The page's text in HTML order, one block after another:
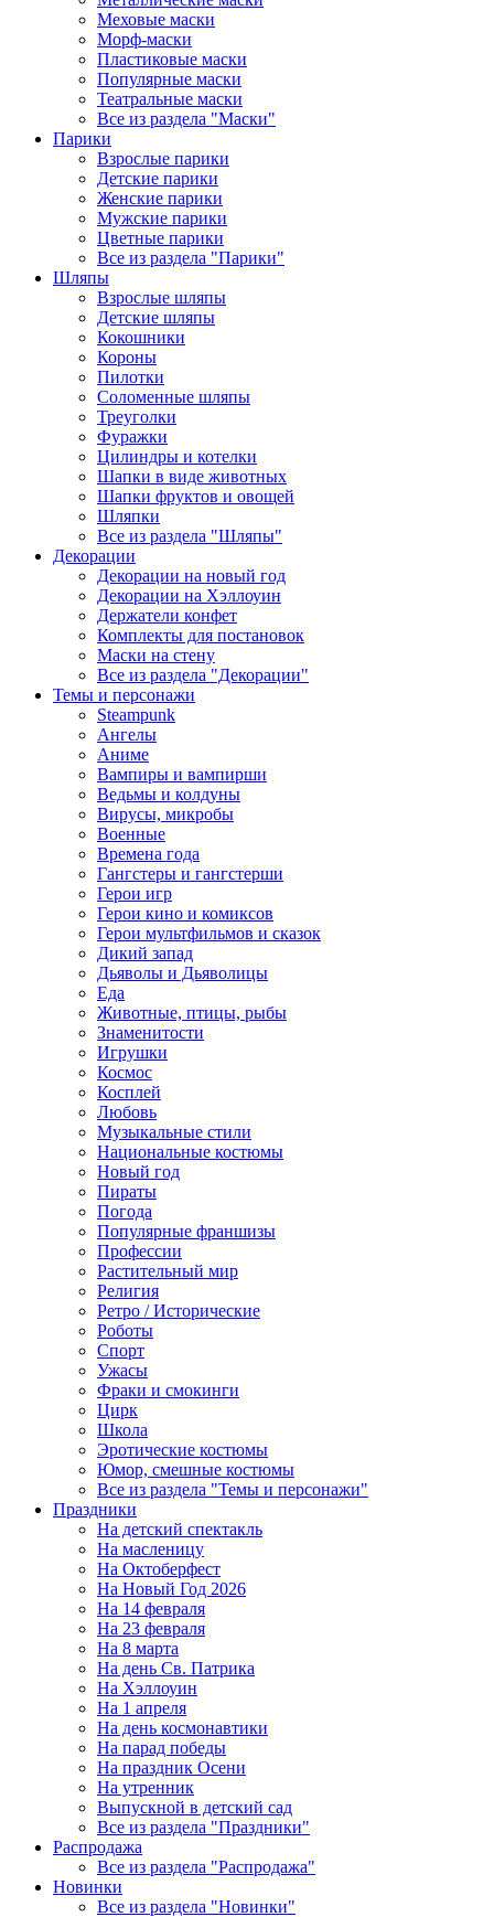
Меховые маски
Морф-маски
Пластиковые маски
Популярные маски
Театральные маски
Все из раздела "Маски"
Парики
Взрослые парики
Детские парики
Женские парики
Мужские парики
Цветные парики
Все из раздела "Парики"
Шляпы
Взрослые шляпы
Детские шляпы
Кокошники
Короны
Пилотки
Соломенные шляпы
Треуголки
Фуражки
Цилиндры и котелки
Шапки в виде животных
Шапки фруктов и овощей
Шляпки
Все из раздела "Шляпы"
Декорации
Декорации на новый год
Декорации на Хэллоуин
Держатели конфет
Комплекты для постановок
Маски на стену
Все из раздела "Декорации"
Темы и персонажи
Steampunk
Ангелы
Аниме
Вампиры и вампирши
Ведьмы и колдуны
Вирусы, микробы
Военные
Времена года
Гангстеры и гангстерши
Герои игр
Герои кино и комиксов
Герои мультфильмов и сказок
Дикий запад
Дьяволы и Дьяволицы
Еда
Животные, птицы, рыбы
Знаменитости
Игрушки
Космос
Косплей
Любовь
Музыкальные стили
Национальные костюмы
Новый год
Пираты
Погода
Популярные франшизы
Профессии
Растительный мир
Религия
Ретро / Исторические
Роботы
Спорт
Ужасы
Фраки и смокинги
Цирк
Школа
Эротические костюмы
Юмор, смешные костюмы
Все из раздела "Темы и персонажи"
Праздники
На детский спектакль
На масленицу
На Октоберфест
На Новый Год 2026
На 14 февраля
На 23 февраля
На 8 марта
На день Св. Патрика
На Хэллоуин
На 1 апреля
На день космонавтики
На парад победы
На праздник Осени
На утренник
Выпускной в детский сад
Все из раздела "Праздники"
Распродажа
Все из раздела "Распродажа"
Новинки
Все из раздела "Новинки"